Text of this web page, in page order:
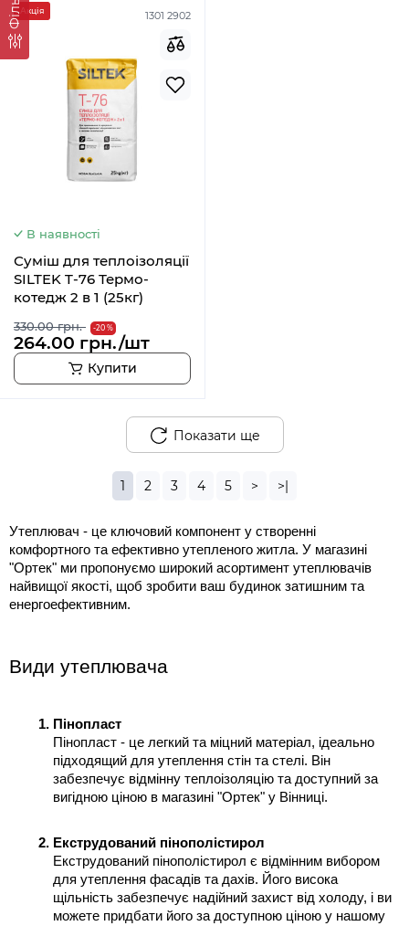
1301 2902
Акція
В наявності
Суміш для теплоізоляції
SILTEK T-76 Термо-
котедж 2 в 1 (25кг)
330.00 грн. -20 %
264.00 грн./шт
Купити
Показати ще
1 2 3 4 5 > >|
Утеплювач - це ключовий компонент у створенні
комфортного та ефективно утепленого житла. У магазині
"Ортек" ми пропонуємо широкий асортимент утеплювачів
найвищої якості, щоб зробити ваш будинок затишним та
енергоефективним.
Види утеплювача
Пінопласт
Пінопласт - це легкий та міцний матеріал, ідеально
підходящий для утеплення стін та стелі. Він
забезпечує відмінну теплоізоляцію та доступний за
вигідною ціною в магазині "Ортек" у Вінниці.
Екструдований пінополістирол
Екструдований пінополістирол є відмінним вибором
для утеплення фасадів та дахів. Його висока
щільність забезпечує надійний захист від холоду, і ви
можете придбати його за доступною ціною у нашому